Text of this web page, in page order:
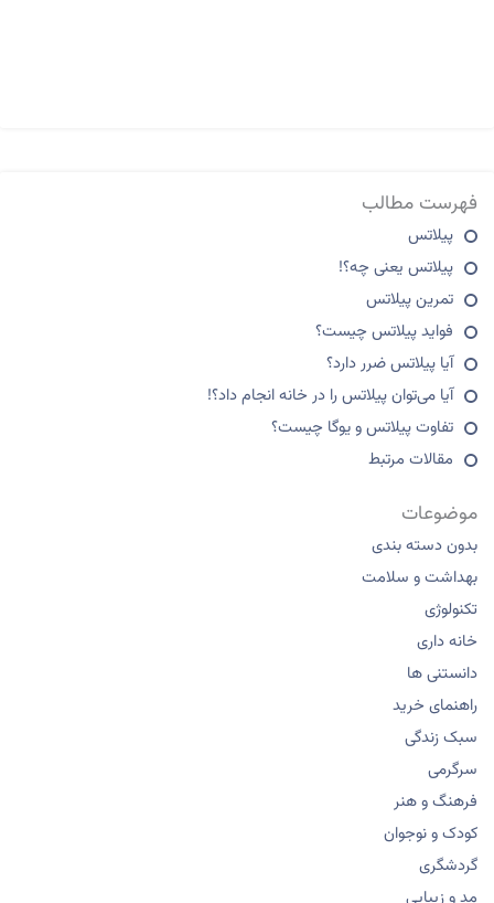
فهرست مطالب
پیلاتس
پیلاتس یعنی چه؟!
تمرین پیلاتس
فواید پیلاتس چیست؟
آیا پیلاتس ضرر دارد؟
آیا می‌توان پیلاتس را در خانه انجام داد؟!
تفاوت پیلاتس و یوگا چیست؟
مقالات مرتبط
موضوعات
بدون دسته بندی
بهداشت و سلامت
تکنولوژی
خانه داری
دانستنی ها
راهنمای خرید
سبک زندگی
سرگرمی
فرهنگ و هنر
کودک و نوجوان
گردشگری